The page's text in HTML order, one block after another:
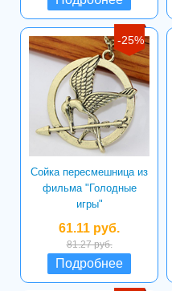
-25%
Сойка пересмешница из
фильма "Голодные
игры"
61.11 руб.
81.27 руб.
Подробнее